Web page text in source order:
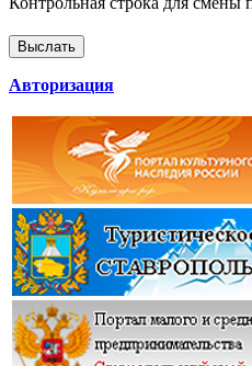
Авторизация